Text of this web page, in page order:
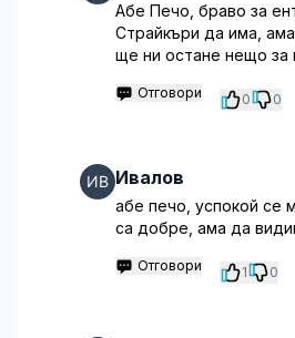
Абе Печо, браво за
Страйкъри да има,
ще ни остане нещо за
Отговори 0 0
Ивалов
абе печо, успокой се
са добре, ама да
Отговори 1 0